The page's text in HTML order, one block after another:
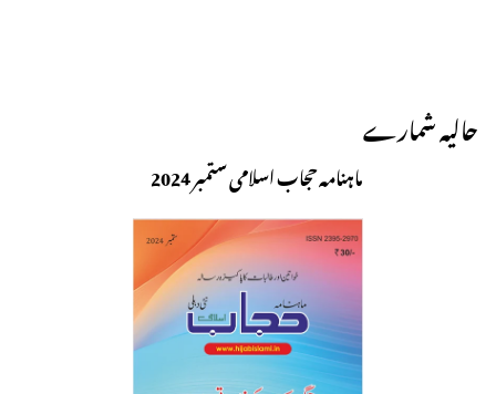
حالیہ شمارے
ماہنامہ حجاب اسلامی ستمبر 2024